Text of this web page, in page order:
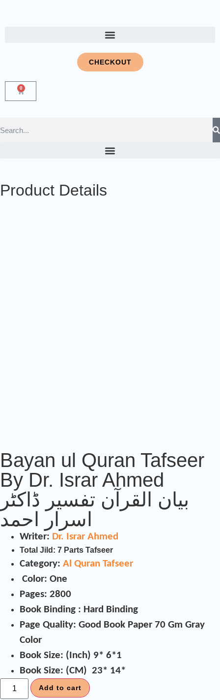
CHECKOUT
0
Product Details
Bayan ul Quran Tafseer
By Dr. Israr Ahmed
بیان القرآن تفسیر ڈاکٹر
اسرار احمد
Writer: Dr. Israr Ahmed
Total Jild: 7 Parts Tafseer
Category: Al Quran Tafseer
Color: One
Pages: 2800
Book Binding : Hard Binding
Page Quality: Good Book Paper 70 Gm Gray
Color
Book Size: (Inch) 9* 6*1
Book Size: (CM) 23* 14*
Add to cart